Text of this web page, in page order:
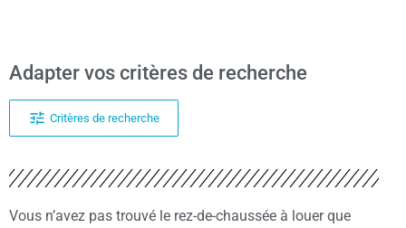
Adapter vos critères de recherche
Critères de recherche
Vous n’avez pas trouvé le rez-de-chaussée à louer que